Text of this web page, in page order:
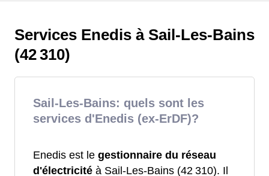
Services Enedis à Sail-Les-Bains
(42 310)
Sail-Les-Bains: quels sont les
services d'Enedis (ex-ErDF)?
Enedis est le gestionnaire du réseau
d'électricité à Sail-Les-Bains (42 310). Il